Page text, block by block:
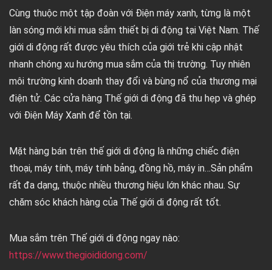
Cùng thuộc một tập đoàn với Điện máy xanh, từng là một
làn sóng mới khi mua sắm thiết bị di động tại Việt Nam. Thế
giới di động rất được yêu thích của giới trẻ khi cập nhật
nhanh chóng xu hướng mua sắm của thị trường. Tuy nhiên
môi trường kinh doanh thay đổi và bùng nổ của thương mại
điện tử. Các cửa hàng Thế giới di động đã thu hẹp và ghép
với Điện Máy Xanh để tồn tại.
Mặt hàng bán trên thế giới di động là những chiếc điện
thoại, máy tính, máy tính bảng, đồng hồ, máy in…Sản phẩm
rất đa dạng, thuộc nhiều thương hiệu lớn khác nhau. Sự
chăm sóc khách hàng của Thế giới di động rất tốt.
Mua sắm trên Thế giới di động ngay nào:
https://www.thegioididong.com/